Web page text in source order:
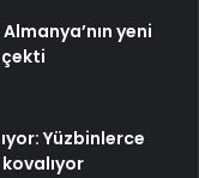
yeni
Yüzbinlerce